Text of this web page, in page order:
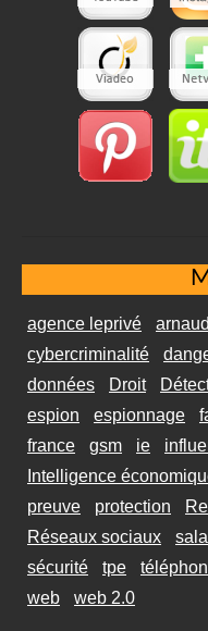
agence leprivé
cybercriminalité
données
Droit
espion
espionnage
france
gsm ie
Intelligence
preuve
protection
Réseaux sociaux
sécurité
tpe
web
web 2.0